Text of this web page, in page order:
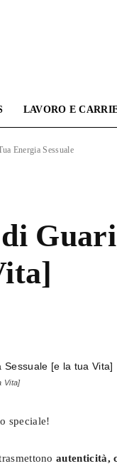
LAVORO E
Energia Sessuale
Vita]
speciale!
autenticità,